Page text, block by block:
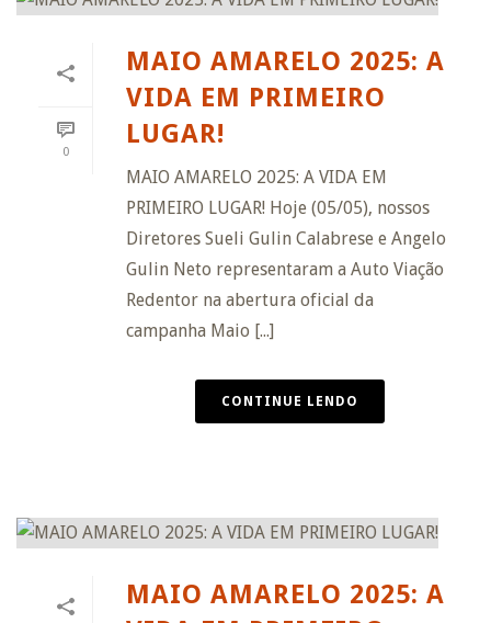
0
MAIO AMARELO 2025: A
VIDA EM PRIMEIRO
LUGAR!
MAIO AMARELO 2025: A VIDA EM
PRIMEIRO LUGAR! Hoje (05/05), nossos
Diretores Sueli Gulin Calabrese e Angelo
Gulin Neto representaram a Auto Viação
Redentor na abertura oficial da
campanha Maio [...]
CONTINUE LENDO
MAIO AMARELO 2025: A